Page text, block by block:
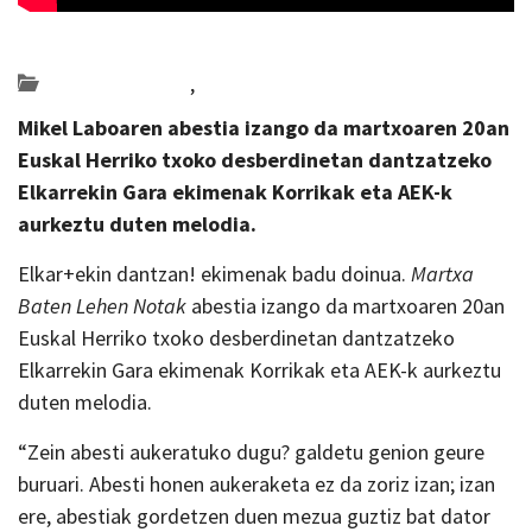
,
Mikel Laboaren abestia izango da martxoaren 20an
Euskal Herriko txoko desberdinetan dantzatzeko
Elkarrekin Gara ekimenak Korrikak eta AEK-k
aurkeztu duten melodia.
Elkar+ekin dantzan! ekimenak badu doinua. Martxa
Baten Lehen Notak abestia izango da martxoaren 20an
Euskal Herriko txoko desberdinetan dantzatzeko
Elkarrekin Gara ekimenak Korrikak eta AEK-k aurkeztu
duten melodia.
“Zein abesti aukeratuko dugu? galdetu genion geure
buruari. Abesti honen aukeraketa ez da zoriz izan; izan
ere, abestiak gordetzen duen mezua guztiz bat dator